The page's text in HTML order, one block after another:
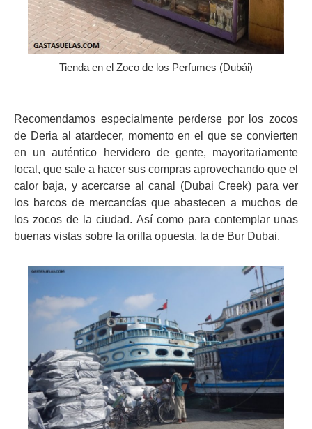
Tienda en el Zoco de los Perfumes (Dubái)
Recomendamos especialmente perderse por los zocos
de Deria al atardecer, momento en el que se convierten
en un auténtico hervidero de gente, mayoritariamente
local, que sale a hacer sus compras aprovechando que el
calor baja, y acercarse al canal (Dubai Creek) para ver
los barcos de mercancías que abastecen a muchos de
los zocos de la ciudad. Así como para contemplar unas
buenas vistas sobre la orilla opuesta, la de Bur Dubai.